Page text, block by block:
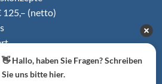
125,– (netto)
👋 Hallo, haben Sie Fragen? Schreiben
Sie uns bitte hier.